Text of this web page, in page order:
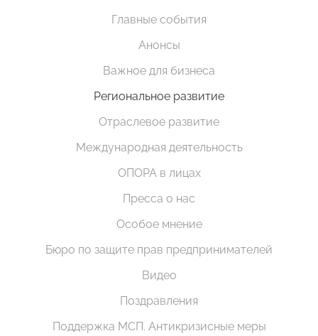
Главные события
Анонсы
Важное для бизнеса
Региональное развитие
Отраслевое развитие
Международная деятельность
ОПОРА в лицах
Пресса о нас
Особое мнение
Бюро по защите прав предпринимателей
Видео
Поздравления
Поддержка МСП. Антикризисные меры